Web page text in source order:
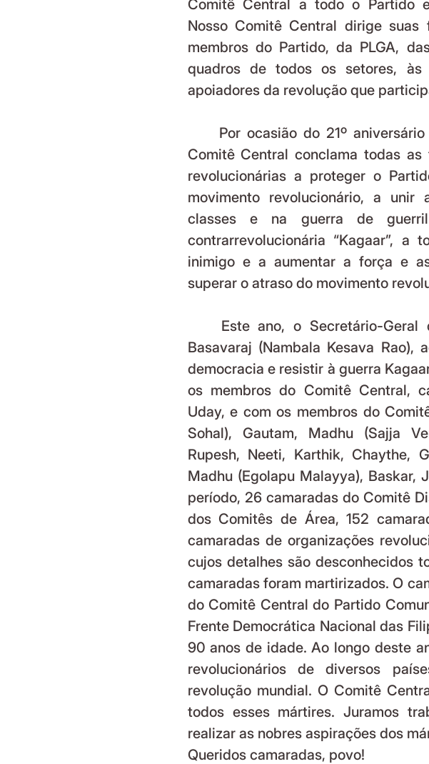
Comitê Central a todo o Partido
Nosso Comitê Central dirige suas
membros do Partido, da PLGA,
quadros de todos os setores, às
apoiadores da revolução que
Comitê Central conclama todas
revolucionárias a proteger o
movimento revolucionário, a
classes e na guerra de
contrarrevolucionária “Kagaar”, a
inimigo e a aumentar a força e
superar o atraso do movimento
Basavaraj (Nambala Kesava
democracia e resistir à guerra
os membros do Comitê Central,
Uday, e com os membros do
Sohal), Gautam, Madhu (Sajja
Rupesh, Neeti, Karthik, Chaythe,
Madhu (Egolapu Malayya), Baskar,
período, 26 camaradas do Comitê
dos Comitês de Área, 152
camaradas de organizações
cujos detalhes são desconhecidos
camaradas foram martirizados. O
do Comitê Central do Partido
Frente Democrática Nacional das
90 anos de idade. Ao longo deste
revolucionários de diversos
revolução mundial. O Comitê
todos esses mártires. Juramos
realizar as nobres aspirações dos
Queridos camaradas, povo!